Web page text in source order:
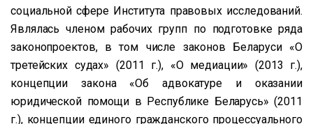
социальной сфере Института правовых исследований.
Являлась членом рабочих групп по подготовке ряда
законопроектов, в том числе законов Беларуси «О
третейских судах» (2011 г.), «О медиации» (2013 г.),
концепции закона «Об адвокатуре и оказании
юридической помощи в Республике Беларусь» (2011
г.), концепции единого гражданского процессуального